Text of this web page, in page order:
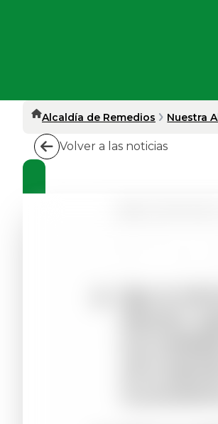
Alcaldía de Remedios Nuestra
Volver a las noticias